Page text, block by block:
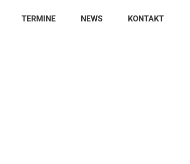
TERMINE NEWS KONTAKT